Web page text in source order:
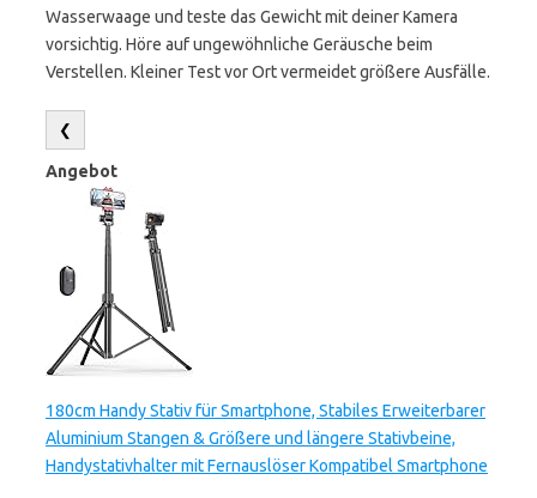
Wasserwaage und teste das Gewicht mit deiner Kamera
vorsichtig. Höre auf ungewöhnliche Geräusche beim
Verstellen. Kleiner Test vor Ort vermeidet größere Ausfälle.
❮
Angebot
180cm Handy Stativ für Smartphone, Stabiles Erweiterbarer
Aluminium Stangen & Größere und längere Stativbeine,
Handystativhalter mit Fernauslöser Kompatibel Smartphone